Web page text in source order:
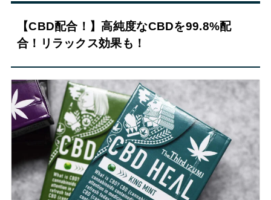
【CBD配合！】高純度なCBDを99.8%配
合！リラックス効果も！